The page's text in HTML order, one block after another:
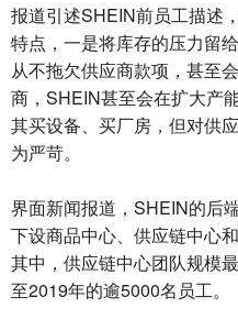
报道引述SHEIN前员工描述
特点，一是将库存的压力留
从不拖欠供应商款项，甚至
商，SHEIN甚至会在扩大产
其买设备、买厂房，但对供
为严苛。
界面新闻报道，SHEIN的后
下设商品中心、供应链中心
其中，供应链中心团队规模
至2019年的逾5000名员工。